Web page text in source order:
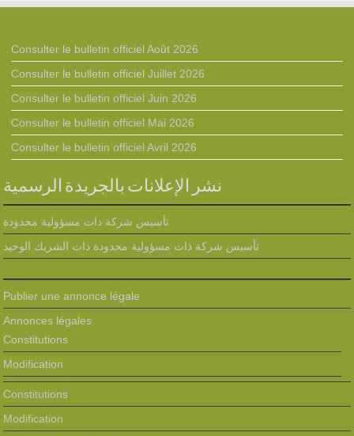
Consulter le bulletin officiel Août 2026
Consulter le bulletin officiel Juillet 2026
Consulter le bulletin officiel Juin 2026
Consulter le bulletin officiel Mai 2026
Consulter le bulletin officiel Avril 2026
نشر الإعلانات بالجريدة الرسمية
تأسيس شركة ذات مسؤولية محدودة
تأسيس شركة ذات مسؤولية محدودة ذات الشريك الوحيد
Publier une annonce légale
Annonces légales
Constitutions
Modification
Constitutions
Modification